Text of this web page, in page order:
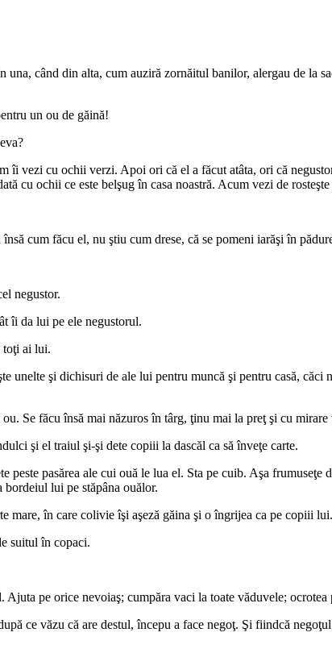
când din alta, cum auziră zornăitul banilor, alergau de la
un ou de găină!
îi vezi cu ochii verzi. Apoi ori că el a făcut atâta, ori că
cu ochii ce este belşug în casa noastră. Acum vezi de rosteşte
cum făcu el, nu ştiu cum drese, că se pomeni iarăşi în
negustor.
îi da lui pe ele negustorul.
toţi ai lui.
şi dichisuri de ale lui pentru muncă şi pentru casă, căci
Se făcu însă mai năzuros în târg, ţinu mai la preţ şi cu
şi el traiul şi-şi dete copiii la dascăl ca să înveţe carte.
pasărea ale cui ouă le lua el. Sta pe cuib. Aşa
bordeiul lui pe stăpâna ouălor.
mare, în care colivie îşi aşeză găina şi o îngrijea ca pe copiii lui.
suitul în copaci.
pe orice nevoiaş; cumpăra vaci la toate văduvele;
ce văzu că are destul, începu a face negoţ. Şi fiindcă